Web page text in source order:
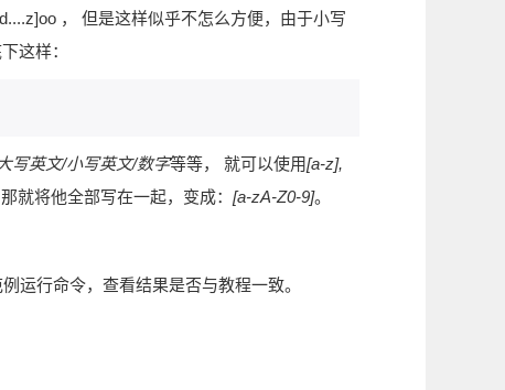
， 但是这样似乎不怎么方便，由于小写
这样：
写英文/小写英文/数字等等， 就可以使用[a-z],
就将他全部写在一起，变成： [a-zA-Z0-9]。
运行命令，查看结果是否与教程一致。